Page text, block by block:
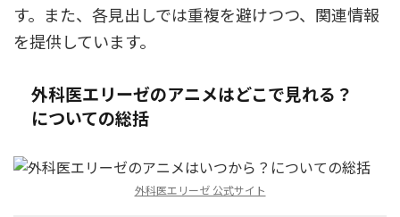
す。また、各見出しでは重複を避けつつ、関連情報
を提供しています。
外科医エリーゼのアニメはどこで見れる？
についての総括
外科医エリーゼ 公式サイト